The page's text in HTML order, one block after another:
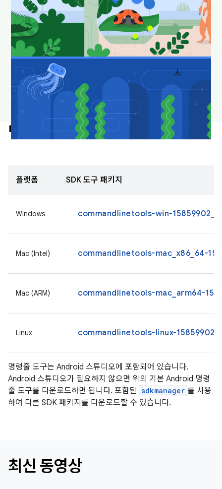
물입니다.
다운로드하여 배경화면으로 설정하면 바탕화면이 재미
있고 산뜻한 느낌을 줍니다.
Android 스튜디오 배경화면 다운로드download
명령줄 도구만
플랫폼 SDK 도구 패키지
Windows commandlinetools-win-
Mac (Intel) commandlinetools-mac_x86_64-
Mac (ARM) commandlinetools-mac_arm64-
Linux commandlinetools-linux-
명령줄 도구는 Android 스튜디오에 포함되어 있습니다.
Android 스튜디오가 필요하지 않으면 위의 기본 Android 명령
줄 도구를 다운로드하면 됩니다. 포함된 sdkmanager 를 사용
하여 다른 SDK 패키지를 다운로드할 수 있습니다.
최신 동영상